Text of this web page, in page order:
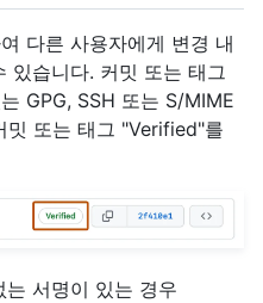
다른 사용자에게 변경 내
있습니다. 커밋 또는 태그
GPG, SSH 또는 S/MIME
또는 태그 "Verified"를
서명이 있는 경우